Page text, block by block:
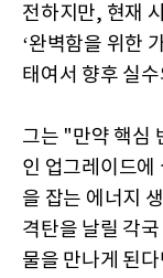
전하지만, 현재
‘완벽함을 위한
태여서 향후 실
그는 "만약 핵심
인 업그레이드에
을 잡는 에너지
격탄을 날릴 각
물을 만나게 된